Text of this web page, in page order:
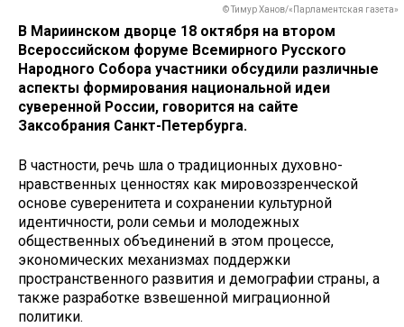
© Тимур Ханов/«Парламентская газета»
В Мариинском дворце 18 октября на втором
Всероссийском форуме Всемирного Русского
Народного Собора участники обсудили различные
аспекты формирования национальной идеи
суверенной России, говорится на сайте
Заксобрания Санкт-Петербурга.
В частности, речь шла о традиционных духовно-
нравственных ценностях как мировоззренческой
основе суверенитета и сохранении культурной
идентичности, роли семьи и молодежных
общественных объединений в этом процессе,
экономических механизмах поддержки
пространственного развития и демографии страны, а
также разработке взвешенной миграционной
политики.